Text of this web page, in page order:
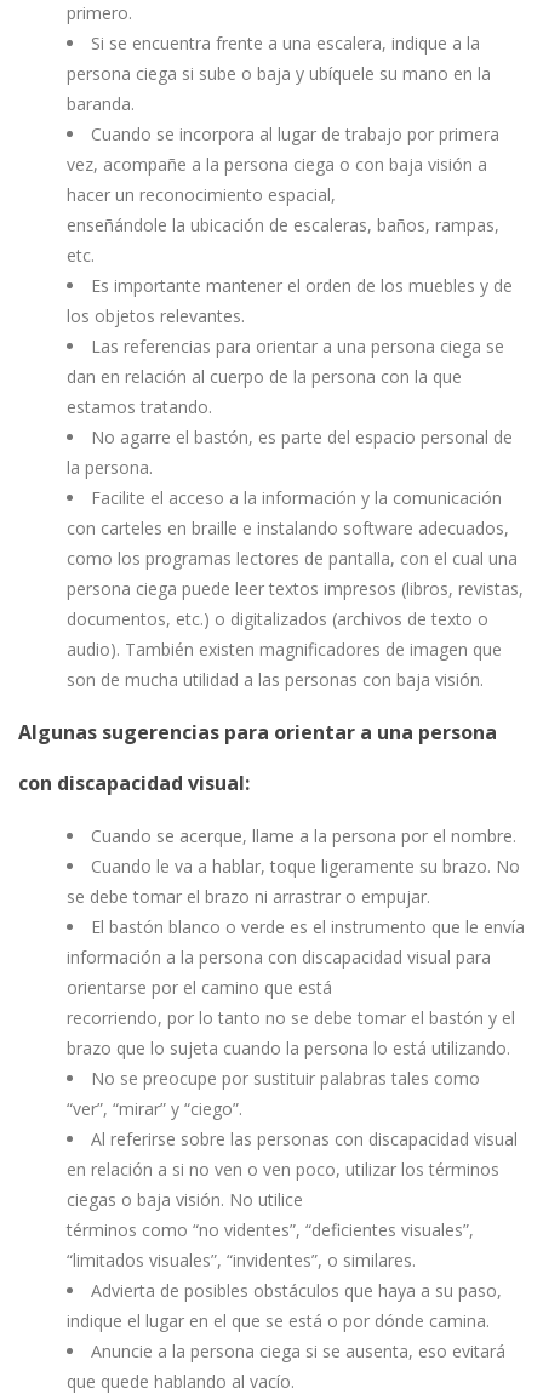
primero.
Si se encuentra frente a una escalera, indique a la
persona ciega si sube o baja y ubíquele su mano en la
baranda.
Cuando se incorpora al lugar de trabajo por primera
vez, acompañe a la persona ciega o con baja visión a
hacer un reconocimiento espacial,
enseñándole la ubicación de escaleras, baños, rampas,
etc.
Es importante mantener el orden de los muebles y de
los objetos relevantes.
Las referencias para orientar a una persona ciega se
dan en relación al cuerpo de la persona con la que
estamos tratando.
No agarre el bastón, es parte del espacio personal de
la persona.
Facilite el acceso a la información y la comunicación
con carteles en braille e instalando software adecuados,
como los programas lectores de pantalla, con el cual una
persona ciega puede leer textos impresos (libros, revistas,
documentos, etc.) o digitalizados (archivos de texto o
audio). También existen magnificadores de imagen que
son de mucha utilidad a las personas con baja visión.
Algunas sugerencias para orientar a una persona
con discapacidad visual:
Cuando se acerque, llame a la persona por el nombre.
Cuando le va a hablar, toque ligeramente su brazo. No
se debe tomar el brazo ni arrastrar o empujar.
El bastón blanco o verde es el instrumento que le envía
información a la persona con discapacidad visual para
orientarse por el camino que está
recorriendo, por lo tanto no se debe tomar el bastón y el
brazo que lo sujeta cuando la persona lo está utilizando.
No se preocupe por sustituir palabras tales como
“ver”, “mirar” y “ciego”.
Al referirse sobre las personas con discapacidad visual
en relación a si no ven o ven poco, utilizar los términos
ciegas o baja visión. No utilice
términos como “no videntes”, “deficientes visuales”,
“limitados visuales”, “invidentes”, o similares.
Advierta de posibles obstáculos que haya a su paso,
indique el lugar en el que se está o por dónde camina.
Anuncie a la persona ciega si se ausenta, eso evitará
que quede hablando al vacío.